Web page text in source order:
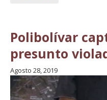
Polibolívar
presunto
Agosto 28, 2019